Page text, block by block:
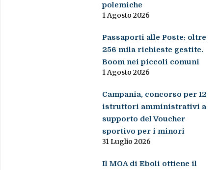
polemiche
1 Agosto 2026
Passaporti alle Poste: oltre
256 mila richieste gestite.
Boom nei piccoli comuni
1 Agosto 2026
Campania, concorso per 12
istruttori amministrativi a
supporto del Voucher
sportivo per i minori
31 Luglio 2026
Il MOA di Eboli ottiene il